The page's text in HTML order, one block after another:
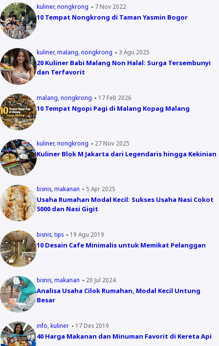
kuliner nongkrong 7 Nov 2022
10 Tempat Nongkrong di Taman Yasmin Bogor
kuliner malang nongkrong 3 Agu 2025
20 Kuliner Babi Malang Non Halal: Surga Tersembunyi
dan Terfavorit
malang nongkrong 17 Feb 2026
10 Tempat Ngopi Pagi di Malang Kopag Malang
kuliner nongkrong 27 Nov 2025
Kuliner Blok M Jakarta dari Legendaris hingga Kekinian
bisnis makanan 5 Apr 2025
Usaha Rumahan Modal Kecil: Sukses Usaha Nasi Cokot
5000 dan Nasi Gigit
bisnis tips 19 Agu 2019
10 Desain Cafe Minimalis untuk Memikat Pelanggan
bisnis makanan 20 Jul 2024
Analisa Usaha Cilok Rumahan, Modal Kecil Untung
Besar
info kuliner 17 Des 2019
40 Harga Makanan dan Minuman Favorit di Kereta Api